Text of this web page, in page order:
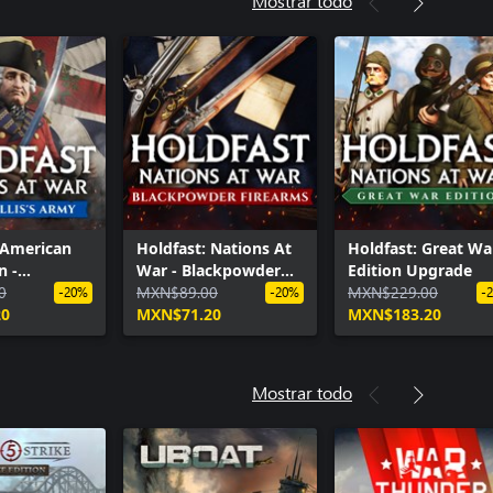
-
Army -20%
Holdfast: Nations At
War - Blackpowder
Firearms
MXN$89.00
MXN$71.20
-20%
Holdfast: Great
Edition Upgrade
MXN$229.00
MXN$183.20
-
Mostrar todo